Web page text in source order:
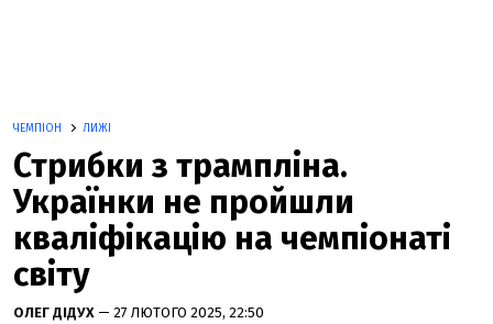
ЧЕМПІОН ЛИЖІ
Стрибки з трампліна.
Українки не пройшли
кваліфікацію на чемпіонаті
світу
ОЛЕГ ДІДУХ — 27 ЛЮТОГО 2025, 22:50